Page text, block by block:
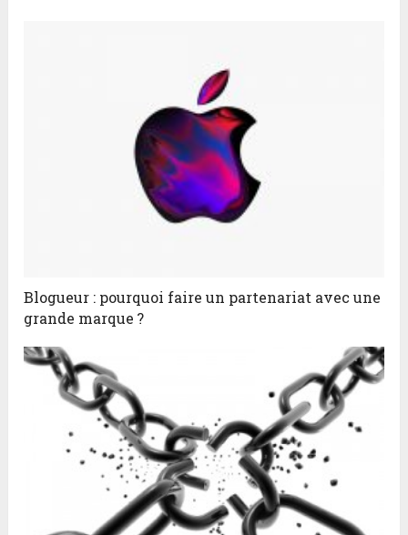
Blogueur : pourquoi faire un partenariat avec une
grande marque ?